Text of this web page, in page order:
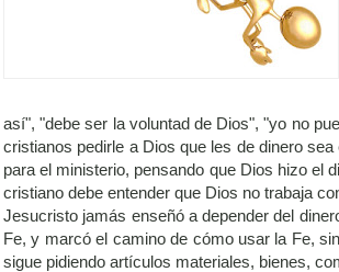
así", "debe ser la voluntad de Dios", "yo no
cristianos pedirle a Dios que les de dinero
para el ministerio, pensando que Dios hizo el
cristiano debe entender que Dios no trabaja
Jesucristo jamás enseñó a depender del
Fe, y marcó el camino de cómo usar la Fe,
sigue pidiendo artículos materiales, bienes,